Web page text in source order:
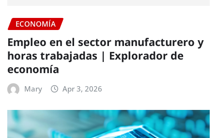
ECONOMÍA
Empleo en el sector manufacturero y
horas trabajadas | Explorador de
economía
Mary Apr 3, 2026